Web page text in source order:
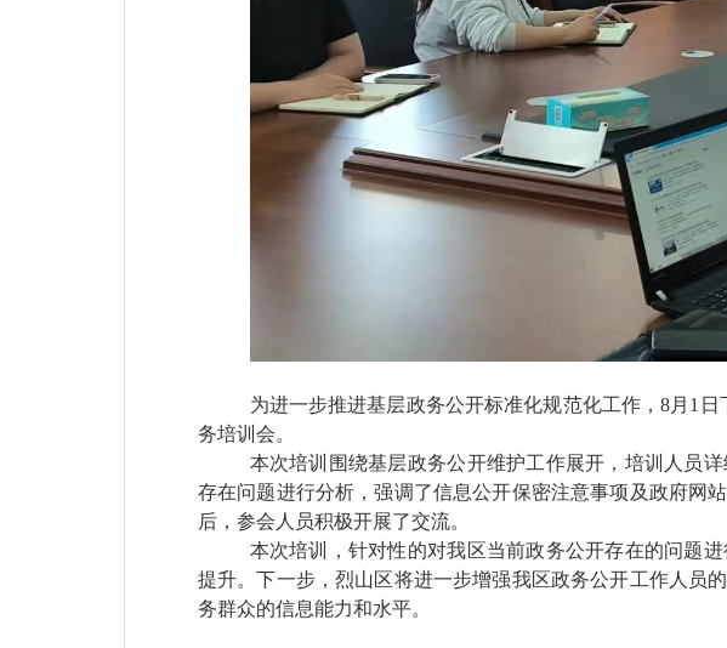
为进一步推进基层政务公开标准化规范化工作，8月 1 日
务培训会。
本次培训围绕基层政务公开维护工作展开， 培训人员详
存在问题进行分析，强调了信息公开保密注意事项及政府网
后，参会人员积极开展了交流。
本次培训，针对性的对我区当前政务公开存在的问题
提升。下一步，烈山区将进一步增强我区政务公开工作人员
务群众的信息能力和水平。